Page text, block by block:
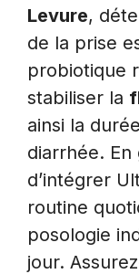
Levure,
de la prise
probiotique
stabiliser la
ainsi la
diarrhée.
d’intégrer
routine
posologie
jour.